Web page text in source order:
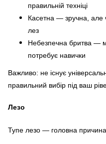
правильній техніці
Касетна — зручна, але
лез
Небезпечна бритва —
потребує навички
Важливо: не існує
правильний вибір під ваш
Лезо
Тупе лезо — головна